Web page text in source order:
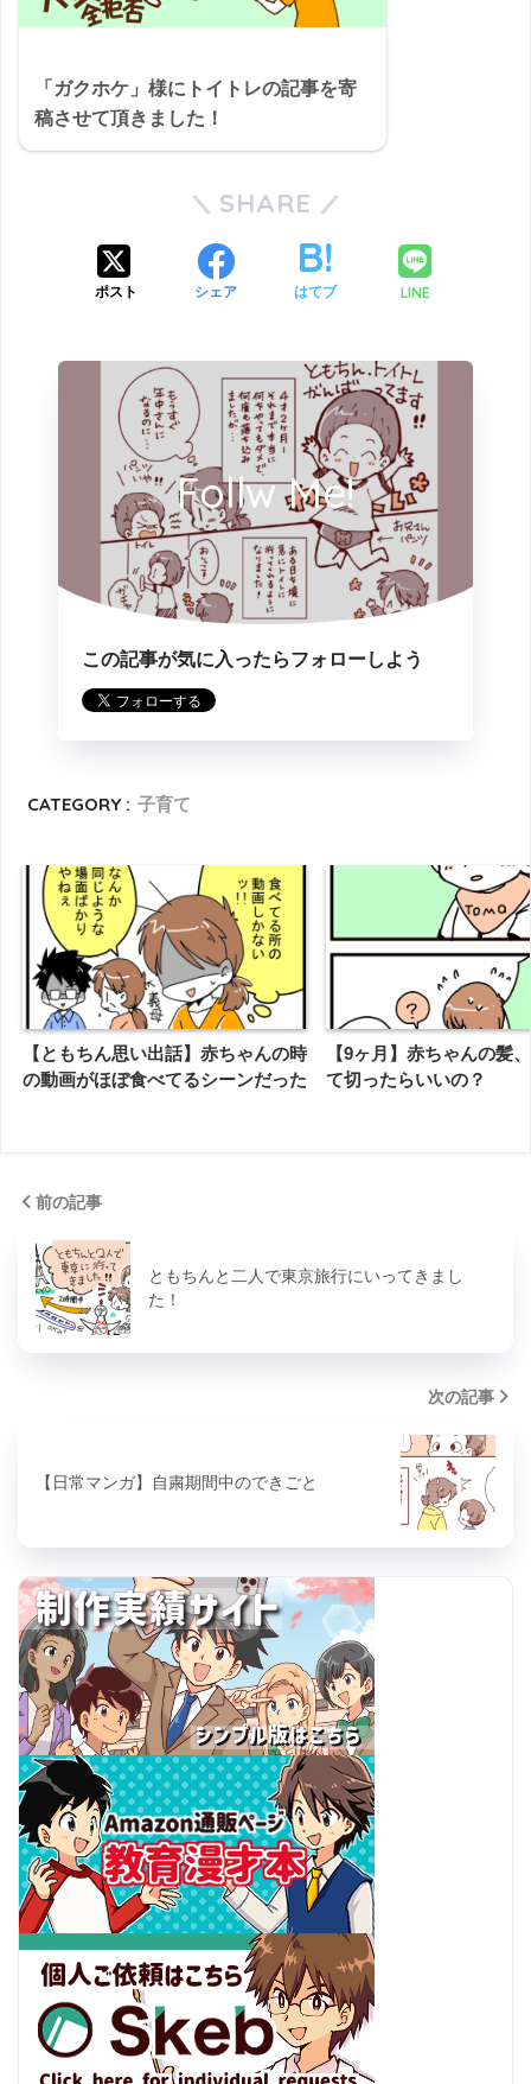
「ガクホケ」様にトイトレの記事を寄
稿させて頂きました！
SHARE
ポスト シェア はてブ LINE
Follw Me!
この記事が気に入ったらフォローしよう
CATEGORY : 子育て
【ともちん思い出話】赤ちゃんの時
の動画がほぼ食べてるシーンだった
【9ヶ月】赤ちゃんの髪
て切ったらいいの？
前の記事
ともちんと二人で東京旅行にいってきまし
た！
次の記事
【日常マンガ】自粛期間中のできごと